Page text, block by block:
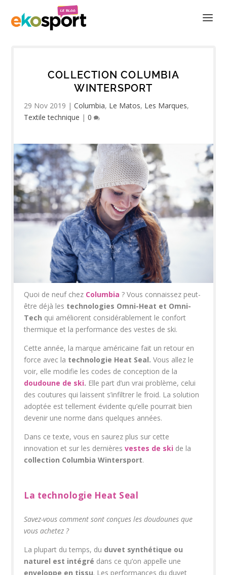
COLLECTION COLUMBIA
WINTERSPORT
29 Nov 2019 |Columbia, Le Matos, Les Marques,
Textile technique |0
Quoi de neuf chez Columbia ? Vous connaissez peut-
être déjà les technologies Omni-Heat et Omni-
Tech qui améliorent considérablement le confort
thermique et la performance des vestes de ski.
Cette année, la marque américaine fait un retour en
force avec la technologie Heat Seal. Vous allez le
voir, elle modifie les codes de conception de la
doudoune de ski. Elle part d’un vrai problème, celui
des coutures qui laissent s’infiltrer le froid. La solution
adoptée est tellement évidente qu’elle pourrait bien
devenir une norme dans quelques années.
Dans ce texte, vous en saurez plus sur cette
innovation et sur les dernièresvestes de ski de la
collection Columbia Wintersport.
La technologie Heat Seal
Savez-vous comment sont conçues les doudounes que
vous achetez ?
La plupart du temps, du duvet synthétique ou
naturel est intégré dans ce qu’on appelle une
enveloppe en tissu. Les performances du duvet